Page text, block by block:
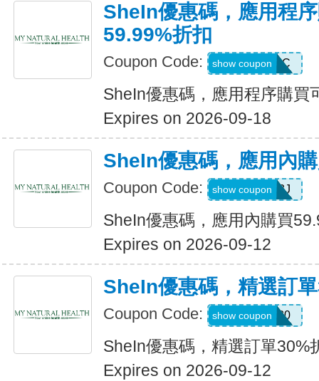
SheIn優惠碼，應用程
59.99%折扣
Coupon Code: MTFK4CC
show coupon
SheIn優惠碼，應用程序購買
Expires on 2026-09-18
SheIn優惠碼，應用內
Coupon Code: VJTWP3J
show coupon
SheIn優惠碼，應用內購買
Expires on 2026-09-12
SheIn優惠碼，精選訂
Coupon Code: AFFCOS30
show coupon
SheIn優惠碼，精選訂單30%
Expires on 2026-09-12